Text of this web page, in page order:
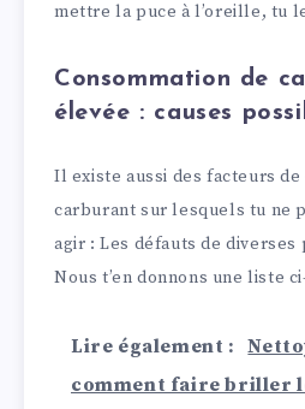
mettre la puce à l’oreille, tu
Consommation de
élevée : causes
Il existe aussi des facteurs de
carburant sur lesquels tu ne
agir : Les défauts de diverses
Nous t’en donnons une liste
Lire également :
comment faire briller